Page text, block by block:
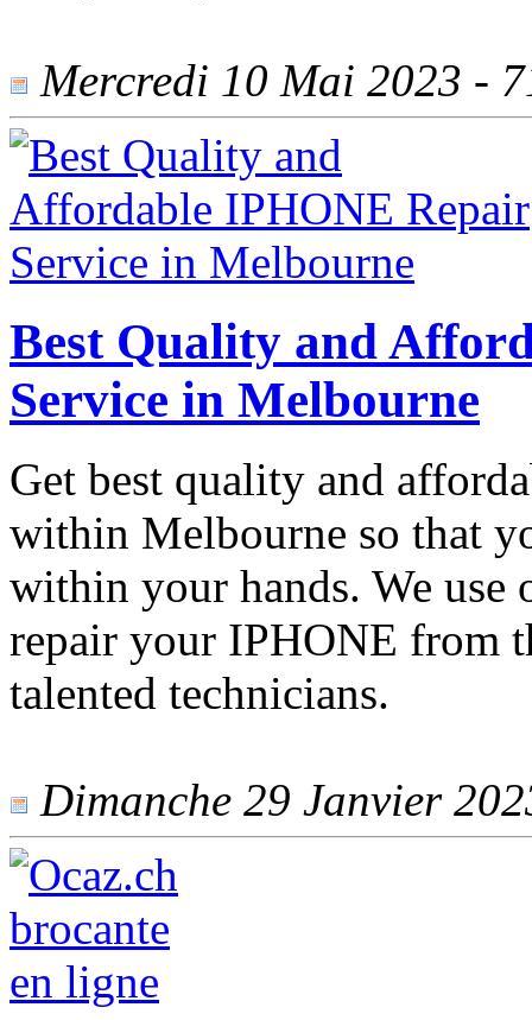
Mercredi 10 Mai 2023 -
Best Quality and
Service in Melbourne
Get best quality and
within Melbourne so that
within your hands. We
repair your IPHONE from
talented technicians.
Dimanche 29 Janvier